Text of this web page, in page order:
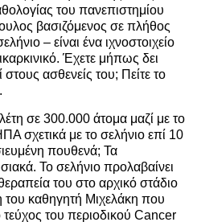
του πανεπιστημίου
βασιζόμενος σε πλήθος
– είναι ένα ιχνοστοιχείο
Έχετε μήπως δει
ασθενείς του; Πείτε το
σε 300.000 άτομα μαζί με το
σχετικά με το σελήνιο επί 10
πουθενά; Τα
Το σελήνιο προλαβαίνει
του στο αρχικό στάδιο
του καθηγητή Μιχελάκη που
τεύχος του περιοδικού Cancer